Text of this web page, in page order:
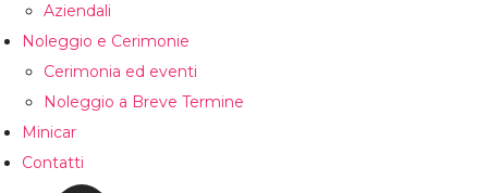
Aziendali
Noleggio e Cerimonie
Cerimonia ed eventi
Noleggio a Breve Termine
Minicar
Contatti